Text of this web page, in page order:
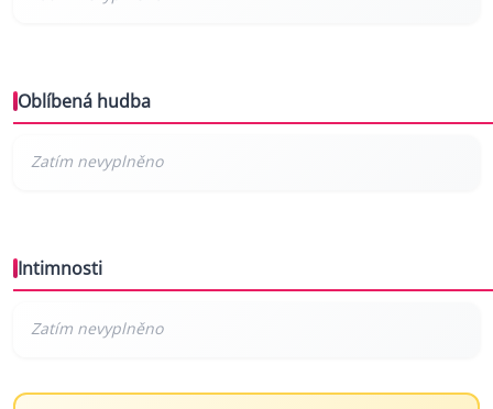
Oblíbená hudba
Intimnosti